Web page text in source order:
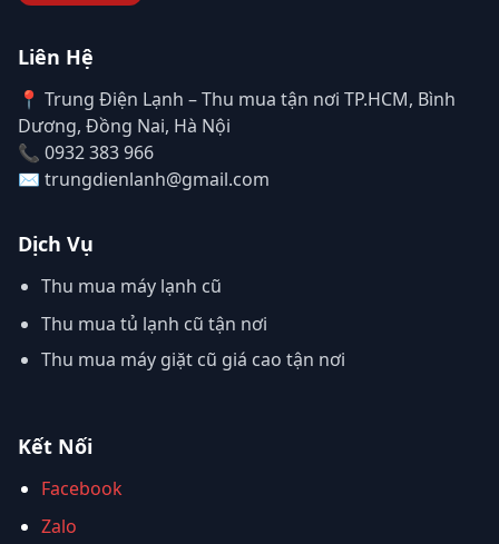
Liên Hệ
📍 Trung Điện Lạnh – Thu mua tận nơi TP.HCM, Bình
Dương, Đồng Nai, Hà Nội
📞 0932 383 966
✉️ trungdienlanh@gmail.com
Dịch Vụ
Thu mua máy lạnh cũ
Thu mua tủ lạnh cũ tận nơi
Thu mua máy giặt cũ giá cao tận nơi
Kết Nối
Facebook
Zalo